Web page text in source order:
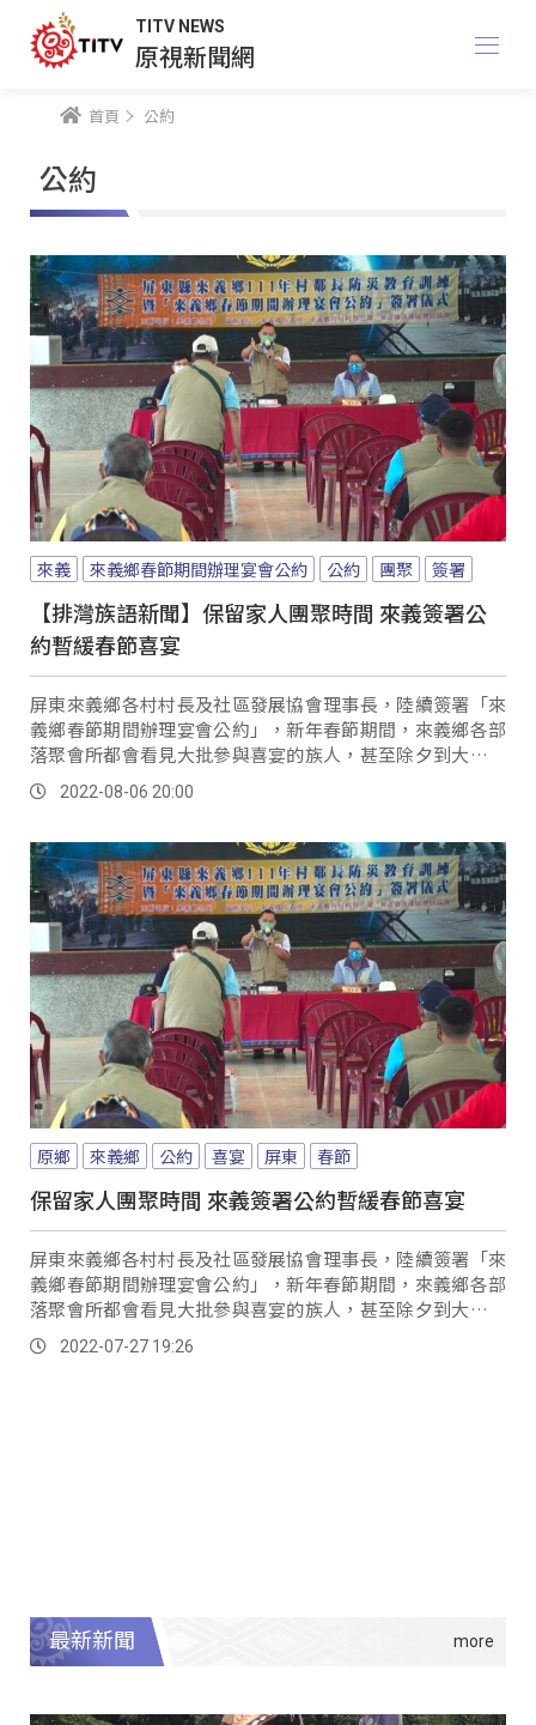
TITV NEWS
原視新聞網
首頁 公約
公約
來義 來義鄉春節期間辦理宴會公約 公約 團聚 簽署
【排灣族語新聞】保留家人團聚時間 來義簽署公
約暫緩春節喜宴
屏東來義鄉各村村長及社區發展協會理事長，陸續簽署「來
義鄉春節期間辦理宴會公約」，新年春節期間，來義鄉各部
落聚會所都會看見大批參與喜宴的族人，甚至除夕到大年初
二也不例外，但難得與家人相聚的時間卻被喜宴佔...。
2022-08-06 20:00
原鄉 來義鄉 公約 喜宴 屏東 春節
保留家人團聚時間 來義簽署公約暫緩春節喜宴
屏東來義鄉各村村長及社區發展協會理事長，陸續簽署「來
義鄉春節期間辦理宴會公約」，新年春節期間，來義鄉各部
落聚會所都會看見大批參與喜宴的族人，甚至除夕到大年初
二也不例外，但難得與家人相聚的時間卻被喜宴佔...。
2022-07-27 19:26
最新新聞